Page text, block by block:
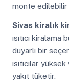
monte edilebilir
Sivas kiralık
ısıtıcı
duyarlı bir
ısıtıcılar
yakıt tüketir.